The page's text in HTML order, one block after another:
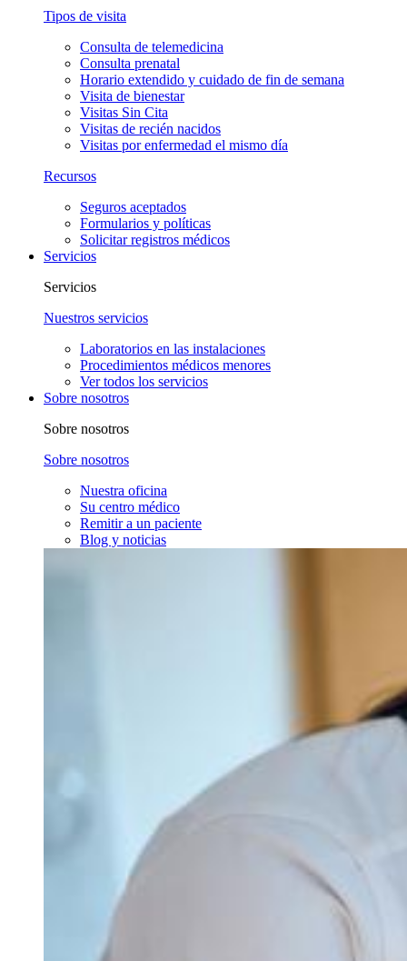
Tipos de visita
Consulta de telemedicina
Consulta prenatal
Horario extendido y cuidado de fin de semana
Visita de bienestar
Visitas Sin Cita
Visitas de recién nacidos
Visitas por enfermedad el mismo día
Recursos
Seguros aceptados
Formularios y políticas
Solicitar registros médicos
Servicios
Servicios
Nuestros servicios
Laboratorios en las instalaciones
Procedimientos médicos menores
Ver todos los servicios
Sobre nosotros
Sobre nosotros
Sobre nosotros
Nuestra oficina
Su centro médico
Remitir a un paciente
Blog y noticias